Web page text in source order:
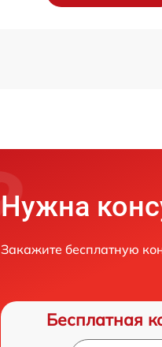
Нужна
Закажите бесплатную
Бесплатная